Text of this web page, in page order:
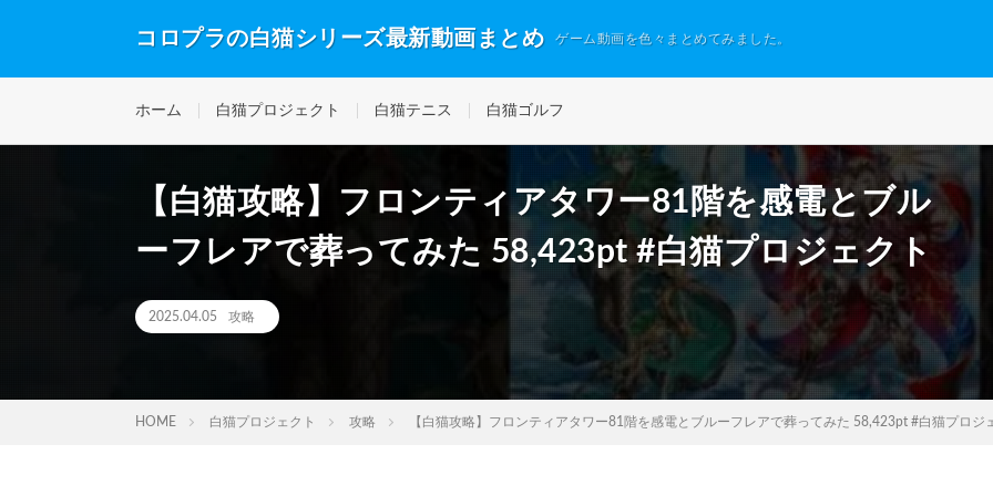
コロプラの白猫シリーズ最新動画まとめ ゲーム動画を色々まとめてみました。
ホーム 白猫プロジェクト 白猫テニス 白猫ゴルフ
【白猫攻略】フロンティアタワー81階を感電とブル
ーフレアで葬ってみた 58,423pt #白猫プロジェクト
2025.04.05 攻略
HOME 白猫プロジェクト 攻略 【白猫攻略】フロンティアタワー81階を感電とブルーフレアで葬ってみた 58,423pt #白猫プロジ